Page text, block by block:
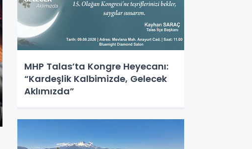
MHP Talas’ta Kongre Heyecanı:
“Kardeşlik Kalbimizde, Gelecek
Aklımızda”